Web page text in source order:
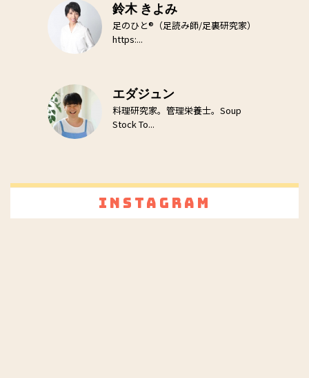
鈴木 きよみ
足のひと®（足読み師/足裏研究家）
https:...
エダジュン
料理研究家。管理栄養士。Soup
Stock To...
Instagram